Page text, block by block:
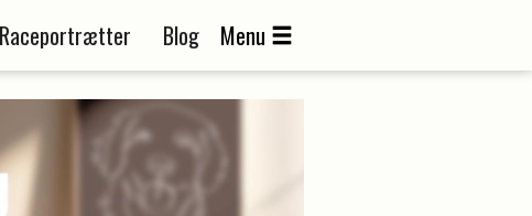
Raceportrætter Blog Menu